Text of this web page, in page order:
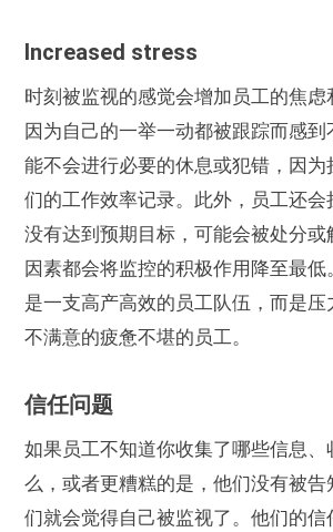
Increased stress
时刻被监视的感觉会增加员工的焦虑
因为自己的一举一动都被跟踪而感
能不会进行必要的休息或犯错，因
们的工作效率记录。此外，员工还会
没有达到预期目标，可能会被处分
因素都会将监控的积极作用降至最低
是一支高产高效的员工队伍，而是
不满意的疲惫不堪的员工。
信任问题
如果员工不知道你收集了哪些信息
么，或者更糟糕的是，他们没有被
们就会觉得自己被监视了。他们的信